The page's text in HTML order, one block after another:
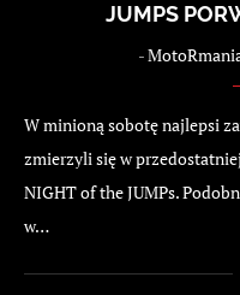
JUMPS
-
W minioną sobotę najlepsi
zmierzyli się w
NIGHT of the JUMPs.
w…